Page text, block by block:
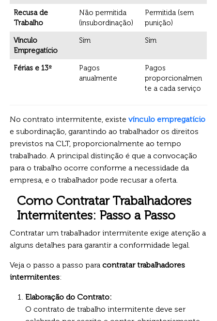
Recusa de
Trabalho
Não permitida
(insubordinação)
Permitida (sem
punição)
Vínculo
Empregatício
Sim Sim
Férias e 13º
Pagos
anualmente
Pagos
proporcionalmen
te a cada serviço
No contrato intermitente, existe vínculo empregatício
e subordinação, garantindo ao trabalhador os direitos
previstos na CLT, proporcionalmente ao tempo
trabalhado. A principal distinção é que a convocação
para o trabalho ocorre conforme a necessidade da
empresa, e o trabalhador pode recusar a oferta.
Como Contratar Trabalhadores
Intermitentes: Passo a Passo
Contratar um trabalhador intermitente exige atenção a
alguns detalhes para garantir a conformidade legal.
Veja o passo a passo para contratar trabalhadores
intermitentes:
Elaboração do Contrato:
O contrato de trabalho intermitente deve ser